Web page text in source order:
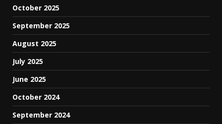
October 2025
September 2025
August 2025
July 2025
June 2025
October 2024
September 2024